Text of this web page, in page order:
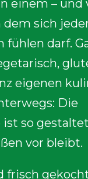
einem – und
dem sich
darf.
eigenen
Die
so
vor bleibt.
frisch